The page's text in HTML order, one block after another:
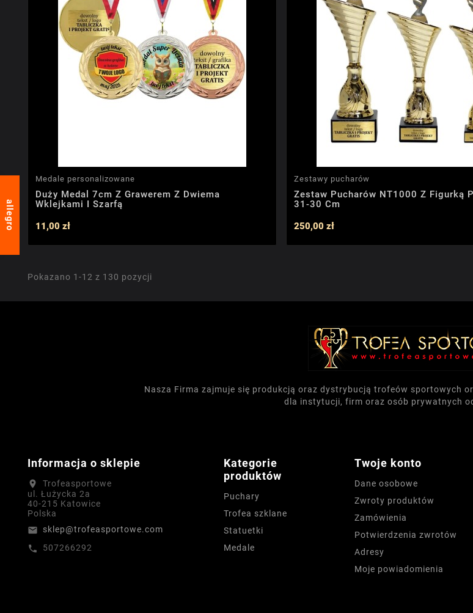
Medale personalizowane
Duży Medal 7cm Z Grawerem Z Dwiema
Wklejkami I Szarfą
11,00 zł
Zestawy pucharów
Zestaw Pucharów NT1000 Z Figurką
31-30 Cm
250,00 zł
Pokazano 1-12 z 130 pozycji
Nasza Firma zajmuje się produkcją oraz dystrybucją trofeów sportowych
dla instytucji, firm oraz osób prywatnych
Informacja o sklepie
location_on
Trofeasportowe
ul. Łużycka 2a
40-215 Katowice
Polska
email sklep@trofeasportowe.com
call 507266292
Kategorie
produktów
Puchary
Trofea szklane
Statuetki
Medale
Twoje konto
Dane osobowe
Zwroty produktów
Zamówienia
Potwierdzenia zwrotów
Adresy
Moje powiadomienia
allegro